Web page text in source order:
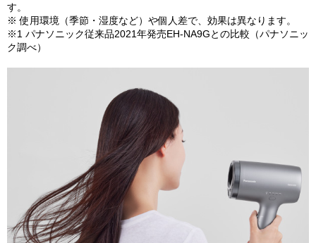
す。​
※ 使用環境（季節・湿度など）や個人差で、効果は異なります。
※1 パナソニック従来品2021年発売EH-NA9Gとの比較（パナソニッ
ク調べ）